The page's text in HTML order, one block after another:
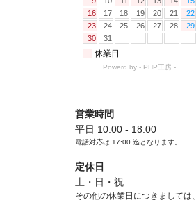
営業時間
平日 10:00 - 18:00
電話対応は 17:00 迄となります。
定休日
土・日・祝
その他の休業日につきましては、